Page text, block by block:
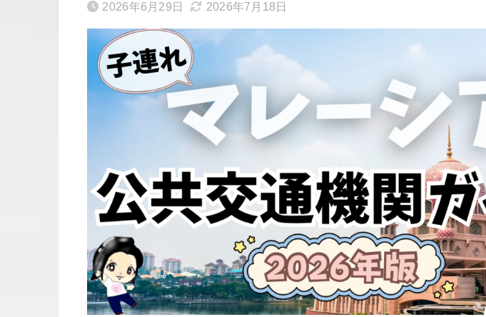
2026年6月29日 2026年7月18日